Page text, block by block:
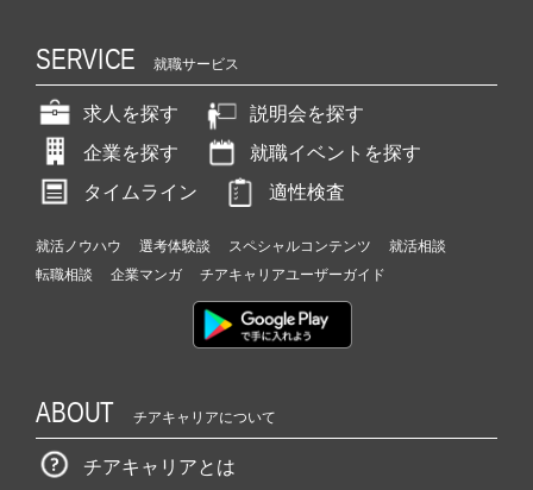
SERVICE 就職サービス
求人を探す
説明会を探す
企業を探す
就職イベントを探す
タイムライン
適性検査
就活ノウハウ 選考体験談 スペシャルコンテンツ
就活相談
転職相談
企業マンガ チアキャリアユーザーガイド
ABOUT チアキャリアについて
チアキャリアとは